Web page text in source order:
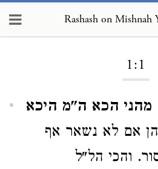
Rashash on Mishnah
Rashash on
1:1
מהני הכא ה"מ היכא
הן אם לא נשאר אף
והכי הל"ל